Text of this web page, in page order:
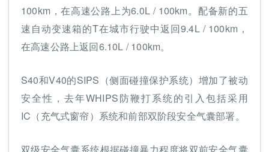
100km，在高速公路上为6.0L / 100km。配备新的五
速自动变速箱的T在城市行驶中返回9.4L / 100km，
在高速公路上返回6.10L / 100km。
S40和V40的SIPS（侧面碰撞保护系统）增加了被动
安全性，去年WHIPS防鞭打系统的引入包括采用
IC（充气式窗帘）系统和前部双阶段安全气囊部署。